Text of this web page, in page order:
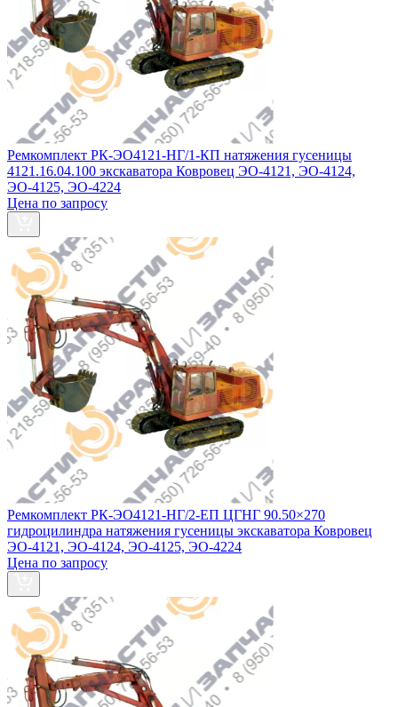
Ремкомплект РК-ЭО4121-НГ/1-КП натяжения гусеницы
4121.16.04.100 экскаватора Ковровец ЭО-4121, ЭО-4124,
ЭО-4125, ЭО-4224
Цена по запросу
Ремкомплект РК-ЭО4121-НГ/2-ЕП ЦГНГ 90.50×270
гидроцилиндра натяжения гусеницы экскаватора Ковровец
ЭО-4121, ЭО-4124, ЭО-4125, ЭО-4224
Цена по запросу